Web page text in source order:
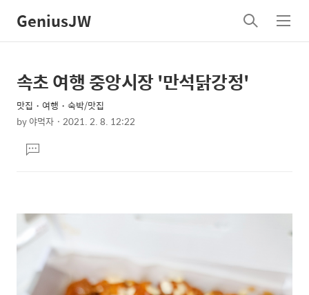
GeniusJW
검
색
메
뉴
상
세
컨
텐
츠
본
제
목
속초 여행 중앙시장 '만석닭강정'
맛집・여행・숙박/맛집
by야먹자 2021. 2. 8. 12:22
문댓
글